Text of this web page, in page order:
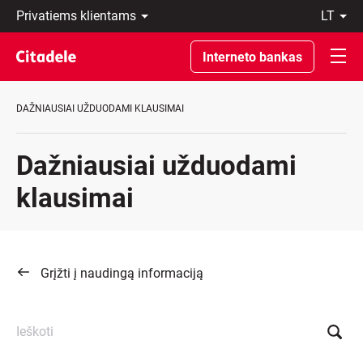
Privatiems
klientams
Verslo
klientams
Private
Apie
REWARDS
lt
LT
EN
Interneto bankas
DAŽNIAUSIAI UŽDUODAMI KLAUSIMAI
Dažniausiai užduodami
klausimai
Grįžti į naudingą informaciją
Ieškoti